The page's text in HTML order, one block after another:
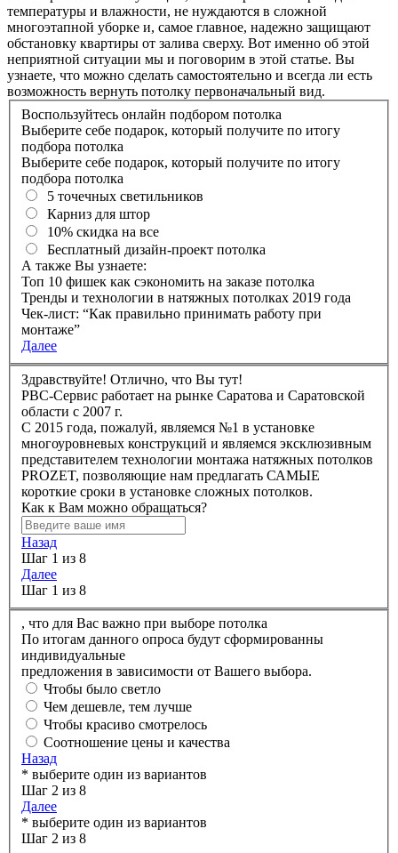
температуры и влажности, не нуждаются в сложной
многоэтапной уборке и, самое главное, надежно защищают
обстановку квартиры от залива сверху. Вот именно об этой
неприятной ситуации мы и поговорим в этой статье. Вы
узнаете, что можно сделать самостоятельно и всегда ли есть
возможность вернуть потолку первоначальный вид.
Воспользуйтесь онлайн подбором потолка
Выберите себе подарок, который получите по итогу
подбора потолка
Выберите себе подарок, который получите по итогу
подбора потолка
5 точечных светильников
Карниз для штор
10% скидка на все
Бесплатный дизайн-проект потолка
А также Вы узнаете:
Топ 10 фишек как сэкономить на заказе потолка
Тренды и технологии в натяжных потолках 2019 года
Чек-лист: “Как правильно принимать работу при
монтаже”
Далее
Здравствуйте! Отлично, что Вы тут!
РBC-Сервис работает на рынке Саратова и Саратовской
области с 2007 г.
C 2015 года, пожалуй, являемся №1 в установке
многоуровневых конструкций и являемся эксклюзивным
представителем технологии монтажа натяжных потолков
PROZET, позволяющие нам предлагать САМЫЕ
короткие сроки в установке сложных потолков.
Как к Вам можно обращаться?
Назад
Шаг 1 из 8
Далее
Шаг 1 из 8
, что для Вас важно при выборе потолка
По итогам данного опроса будут сформированны
индивидуальные
предложения в зависимости от Вашего выбора.
Чтобы было светло
Чем дешевле, тем лучше
Чтобы красиво смотрелось
Соотношение цены и качества
Назад
* выберите один из вариантов
Шаг 2 из 8
Далее
* выберите один из вариантов
Шаг 2 из 8